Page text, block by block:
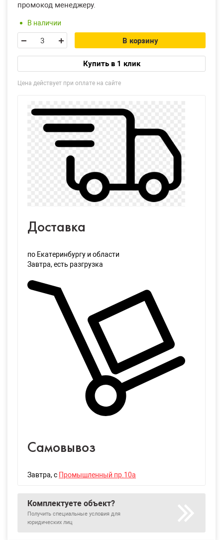
промокод менеджеру.
В наличии
В корзину
Купить в 1 клик
Цена действует при оплате на сайте
Доставка
по Екатеринбургу и области
Завтра, есть разгрузка
Самовывоз
Завтра, с Промышленный пр.10а
Комплектуете объект?
Получить специальные условия для
юридических лиц